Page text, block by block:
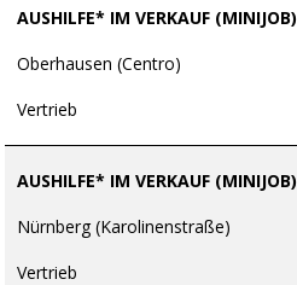
AUSHILFE* IM VERKAUF (MINIJOB)
Oberhausen (Centro)
Vertrieb
AUSHILFE* IM VERKAUF (MINIJOB)
Nürnberg (Karolinenstraße)
Vertrieb